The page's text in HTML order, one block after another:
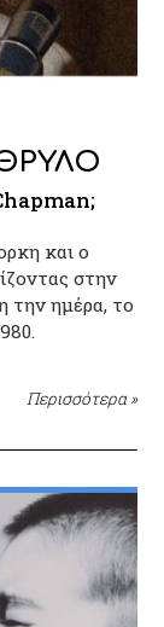
και ο
στην
την ημέρα, το
Περισσότερα »